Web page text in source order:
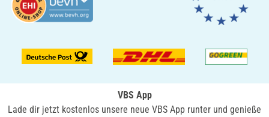
VBS App
Lade dir jetzt kostenlos unsere neue VBS App runter und genieße